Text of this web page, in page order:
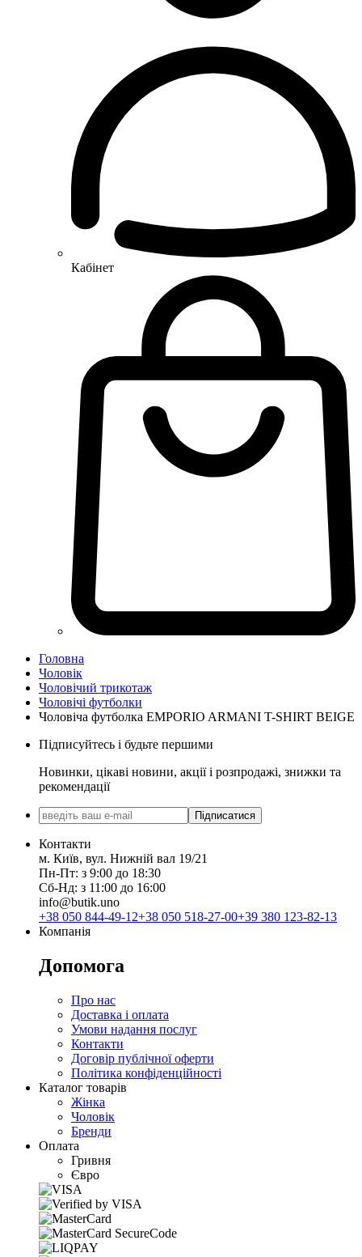
Кабінет
Головна
Чоловік
Чоловічий трикотаж
Чоловічі футболки
Чоловіча футболка EMPORIO ARMANI T-SHIRT BEIGE
Підписуйтесь і будьте першими
Новинки, цікаві новини, акції і розпродажі, знижки та
рекомендації
Підписатися
Контакти
м. Київ, вул. Нижній вал 19/21
Пн-Пт: з 9:00 до 18:30
Сб-Нд: з 11:00 до 16:00
info@butik.uno
+38 050 844-49-12+38 050 518-27-00+39 380 123-82-13
Компанія
Допомога
Про нас
Доставка і оплата
Умови надання послуг
Контакти
Договір публічної оферти
Політика конфіденційності
Каталог товарів
Жінка
Чоловік
Бренди
Оплата
Гривня
Євро